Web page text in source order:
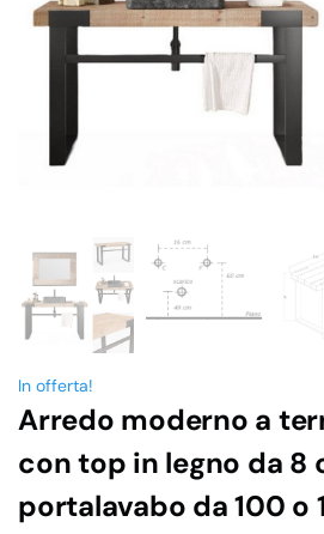
In offerta!
Arredo moderno a
con top in legno da 8
portalavabo da 100 o